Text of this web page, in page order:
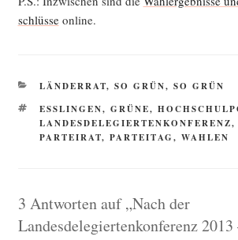
schlüs­seonline.
KATEGORIEN
LÄNDERRAT, SO GRÜN, SO GRÜN
SCHLAGWÖRTER
ESSLINGEN, GRÜNE,
LANDESDELEGIERTENKONFERENZ,
PARTEIRAT, PARTEITAG, WAHLEN
3 Antworten auf „Nach der
Landesdelegiertenkonferenz